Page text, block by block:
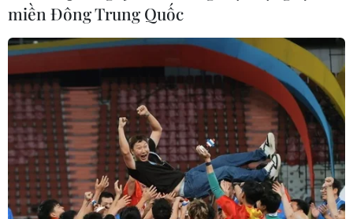
miền Đông Trung Quốc